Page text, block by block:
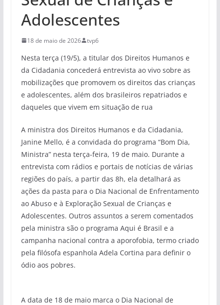
Adolescentes
18 de maio de 2026 tvp6
Nesta terça (19/5), a titular dos Direitos Humanos e
da Cidadania concederá entrevista ao vivo sobre as
mobilizações que promovem os direitos das crianças
e adolescentes, além dos brasileiros repatriados e
daqueles que vivem em situação de rua
A ministra dos Direitos Humanos e da Cidadania,
Janine Mello, é a convidada do programa “Bom Dia,
Ministra” nesta terça-feira, 19 de maio. Durante a
entrevista com rádios e portais de notícias de várias
regiões do país, a partir das 8h, ela detalhará as
ações da pasta para o Dia Nacional de Enfrentamento
ao Abuso e à Exploração Sexual de Crianças e
Adolescentes. Outros assuntos a serem comentados
pela ministra são o programa Aqui é Brasil e a
campanha nacional contra a aporofobia, termo criado
pela filósofa espanhola Adela Cortina para definir o
ódio aos pobres.
A data de 18 de maio marca o Dia Nacional de